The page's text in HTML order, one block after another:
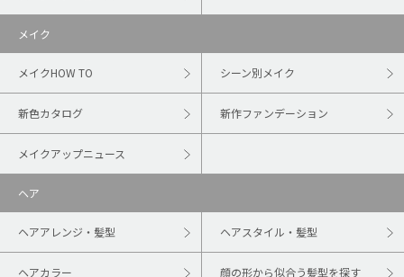
メイク
メイクHOW TO シーン別メイク
新色カタログ 新作ファンデーション
メイクアップニュース
ヘア
ヘアアレンジ・髪型 ヘアスタイル・髪型
ヘアカラー 顔の形から似合う髪型を探す